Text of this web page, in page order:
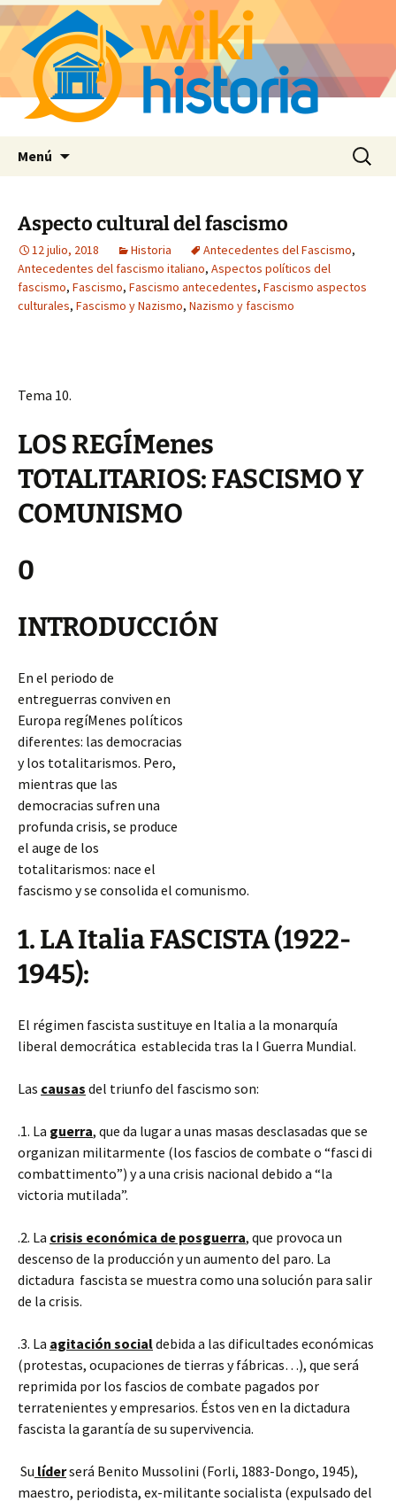
Menú Buscar:
Aspecto cultural del fascismo
12 julio, 2018 Historia Antecedentes del Fascismo,
Antecedentes del fascismo italiano, Aspectos políticos del
fascismo, Fascismo, Fascismo antecedentes, Fascismo aspectos
culturales, Fascismo y Nazismo, Nazismo y fascismo
Tema 10.
LOS REGÍMenes
TOTALITARIOS: FASCISMO Y
COMUNISMO
0
INTRODUCCIÓN
En el periodo de
entreguerras conviven en
Europa regíMenes políticos
diferentes: las democracias
y los totalitarismos. Pero,
mientras que las
democracias sufren una
profunda crisis, se produce
el auge de los
totalitarismos: nace el
fascismo y se consolida el comunismo.
1. LA Italia FASCISTA (1922-
1945):
El régimen fascista sustituye en Italia a la monarquía
liberal democrática establecida tras la I Guerra Mundial.
Las causas del triunfo del fascismo son:
.1. La guerra, que da lugar a unas masas desclasadas que se
organizan militarmente (los fascios de combate o “fasci di
combattimento”) y a una crisis nacional debido a “la
victoria mutilada”.
.2. La crisis económica de posguerra, que provoca un
descenso de la producción y un aumento del paro. La
dictadura fascista se muestra como una solución para salir
de la crisis.
.3. La agitación socialdebida a las dificultades económicas
(protestas, ocupaciones de tierras y fábricas…), que será
reprimida por los fascios de combate pagados por
terratenientes y empresarios. Éstos ven en la dictadura
fascista la garantía de su supervivencia.
Su líderserá Benito Mussolini (Forli, 1883-Dongo, 1945),
maestro, periodista, ex-militante socialista (expulsado del